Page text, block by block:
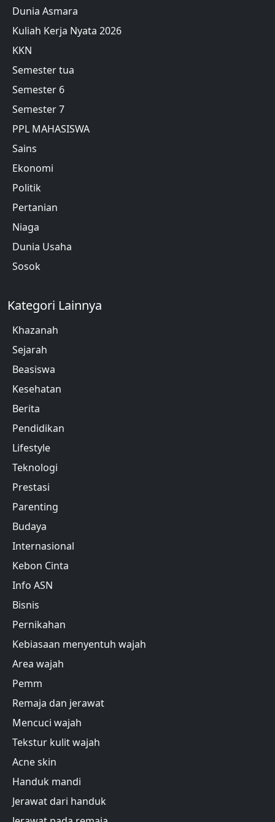
Dunia Asmara
Kuliah Kerja Nyata 2026
KKN
Semester tua
Semester 6
Semester 7
PPL MAHASISWA
Sains
Ekonomi
Politik
Pertanian
Niaga
Dunia Usaha
Sosok
Kategori Lainnya
Khazanah
Sejarah
Beasiswa
Kesehatan
Berita
Pendidikan
Lifestyle
Teknologi
Prestasi
Parenting
Budaya
Internasional
Kebon Cinta
Info ASN
Bisnis
Pernikahan
Kebiasaan menyentuh wajah
Area wajah
Pemm
Remaja dan jerawat
Mencuci wajah
Tekstur kulit wajah
Acne skin
Handuk mandi
Jerawat dari handuk